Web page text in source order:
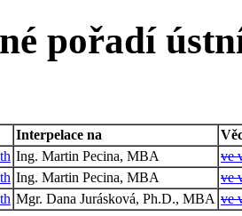
pořadí
Interpelace na
Ing. Martin Pecina, MBA
ve
Ing. Martin Pecina, MBA
ve
Mgr. Dana Jurásková, Ph.D., MBA ve